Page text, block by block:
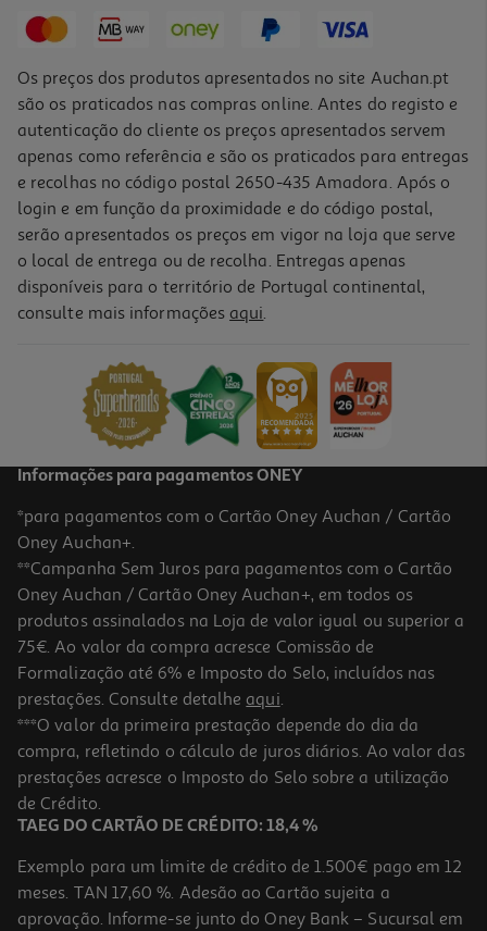
Promoção
Esferográfica Auchan Azul Modelos Sortidos
Esferográfica Silicone Auchan Azul Cores Sortidas
1.49 €/un
1,49 €
Os preços dos produtos apresentados no site Auchan.pt
são os praticados nas compras online. Antes do registo e
autenticação do cliente os preços apresentados servem
apenas como referência e são os praticados para entregas
e recolhas no código postal 2650-435 Amadora. Após o
login e em função da proximidade e do código postal,
serão apresentados os preços em vigor na loja que serve
o local de entrega ou de recolha. Entregas apenas
disponíveis para o território de Portugal continental,
consulte mais informações aqui.
Informações para pagamentos ONEY
*para pagamentos com o Cartão Oney Auchan / Cartão
Oney Auchan+.
**Campanha Sem Juros para pagamentos com o Cartão
Oney Auchan / Cartão Oney Auchan+, em todos os
produtos assinalados na Loja de valor igual ou superior a
75€. Ao valor da compra acresce Comissão de
Formalização até 6% e Imposto do Selo, incluídos nas
prestações. Consulte detalhe aqui.
***O valor da primeira prestação depende do dia da
compra, refletindo o cálculo de juros diários. Ao valor das
prestações acresce o Imposto do Selo sobre a utilização
de Crédito.
TAEG DO CARTÃO DE CRÉDITO: 18,4 %
Exemplo para um limite de crédito de 1.500€ pago em 12
meses. TAN 17,60 %. Adesão ao Cartão sujeita a
aprovação. Informe-se junto do Oney Bank – Sucursal em